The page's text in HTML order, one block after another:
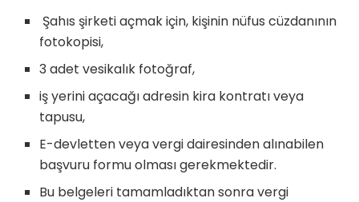
Şahıs şirketi açmak için, kişinin nüfus cüzdanının
fotokopisi,
3 adet vesikalık fotoğraf,
iş yerini açacağı adresin kira kontratı veya
tapusu,
E-devletten veya vergi dairesinden alınabilen
başvuru formu olması gerekmektedir.
Bu belgeleri tamamladıktan sonra vergi